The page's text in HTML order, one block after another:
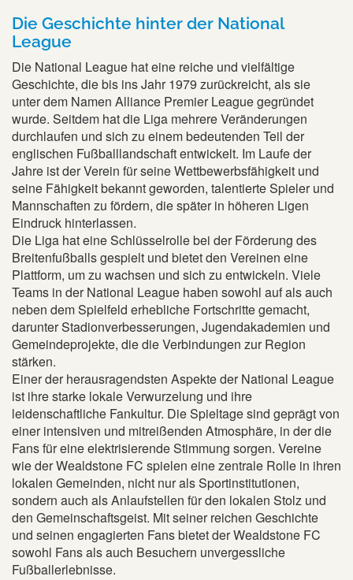
Die Geschichte hinter der National
League
Die National League hat eine reiche und vielfältige
Geschichte, die bis ins Jahr 1979 zurückreicht, als sie
unter dem Namen Alliance Premier League gegründet
wurde. Seitdem hat die Liga mehrere Veränderungen
durchlaufen und sich zu einem bedeutenden Teil der
englischen Fußballlandschaft entwickelt. Im Laufe der
Jahre ist der Verein für seine Wettbewerbsfähigkeit und
seine Fähigkeit bekannt geworden, talentierte Spieler und
Mannschaften zu fördern, die später in höheren Ligen
Eindruck hinterlassen.
Die Liga hat eine Schlüsselrolle bei der Förderung des
Breitenfußballs gespielt und bietet den Vereinen eine
Plattform, um zu wachsen und sich zu entwickeln. Viele
Teams in der National League haben sowohl auf als auch
neben dem Spielfeld erhebliche Fortschritte gemacht,
darunter Stadionverbesserungen, Jugendakademien und
Gemeindeprojekte, die die Verbindungen zur Region
stärken.
Einer der herausragendsten Aspekte der National League
ist ihre starke lokale Verwurzelung und ihre
leidenschaftliche Fankultur. Die Spieltage sind geprägt von
einer intensiven und mitreißenden Atmosphäre, in der die
Fans für eine elektrisierende Stimmung sorgen. Vereine
wie der Wealdstone FC spielen eine zentrale Rolle in ihren
lokalen Gemeinden, nicht nur als Sportinstitutionen,
sondern auch als Anlaufstellen für den lokalen Stolz und
den Gemeinschaftsgeist. Mit seiner reichen Geschichte
und seinen engagierten Fans bietet der Wealdstone FC
sowohl Fans als auch Besuchern unvergessliche
Fußballerlebnisse.